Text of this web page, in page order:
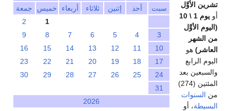
سبت
أحد إثنين ثلاثاء أربعاء خميس
جمعة
1
2
3
4
5
6
7
8
9
10
11
12
13
14
15
16
17
18
19
20
21
22
23
24
25
26
27
28
29
30
31
2026
تشرين الأوَّل
أو
يوم 1 \ 10
(اليوم الأوَّل
من الشهر
العاشر) هو
اليوم الرابع
والسبعين بعد
المئتين (274)
من السنوات
البسيطة، أو